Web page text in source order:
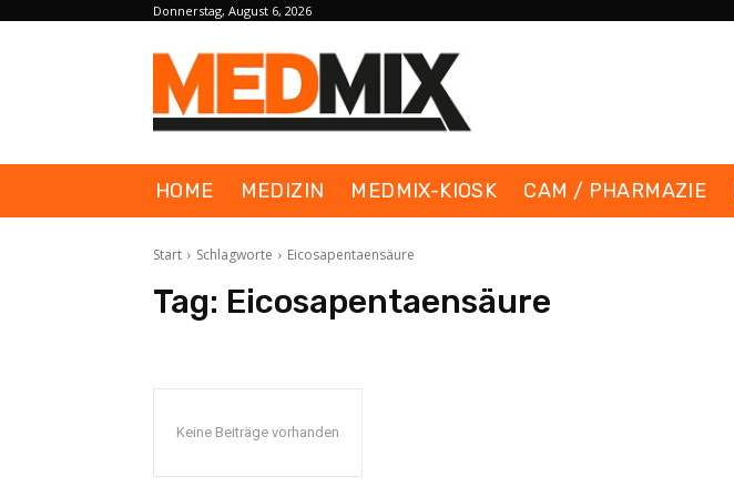
Donnerstag, August 6, 2026
HOME MEDIZIN MEDMIX-KIOSK CAM / PHARMAZIE
Start Schlagworte Eicosapentaensäure
Tag: Eicosapentaensäure
Keine Beiträge vorhanden